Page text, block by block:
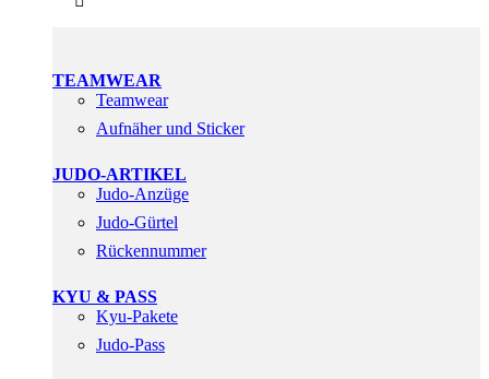
TEAMWEAR
Teamwear
Aufnäher und Sticker
JUDO-ARTIKEL
Judo-Anzüge
Judo-Gürtel
Rückennummer
KYU & PASS
Kyu-Pakete
Judo-Pass